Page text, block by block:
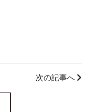
次の記事へ